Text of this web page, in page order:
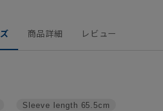
商品詳細 レビュー
Sleeve length 65.5cm